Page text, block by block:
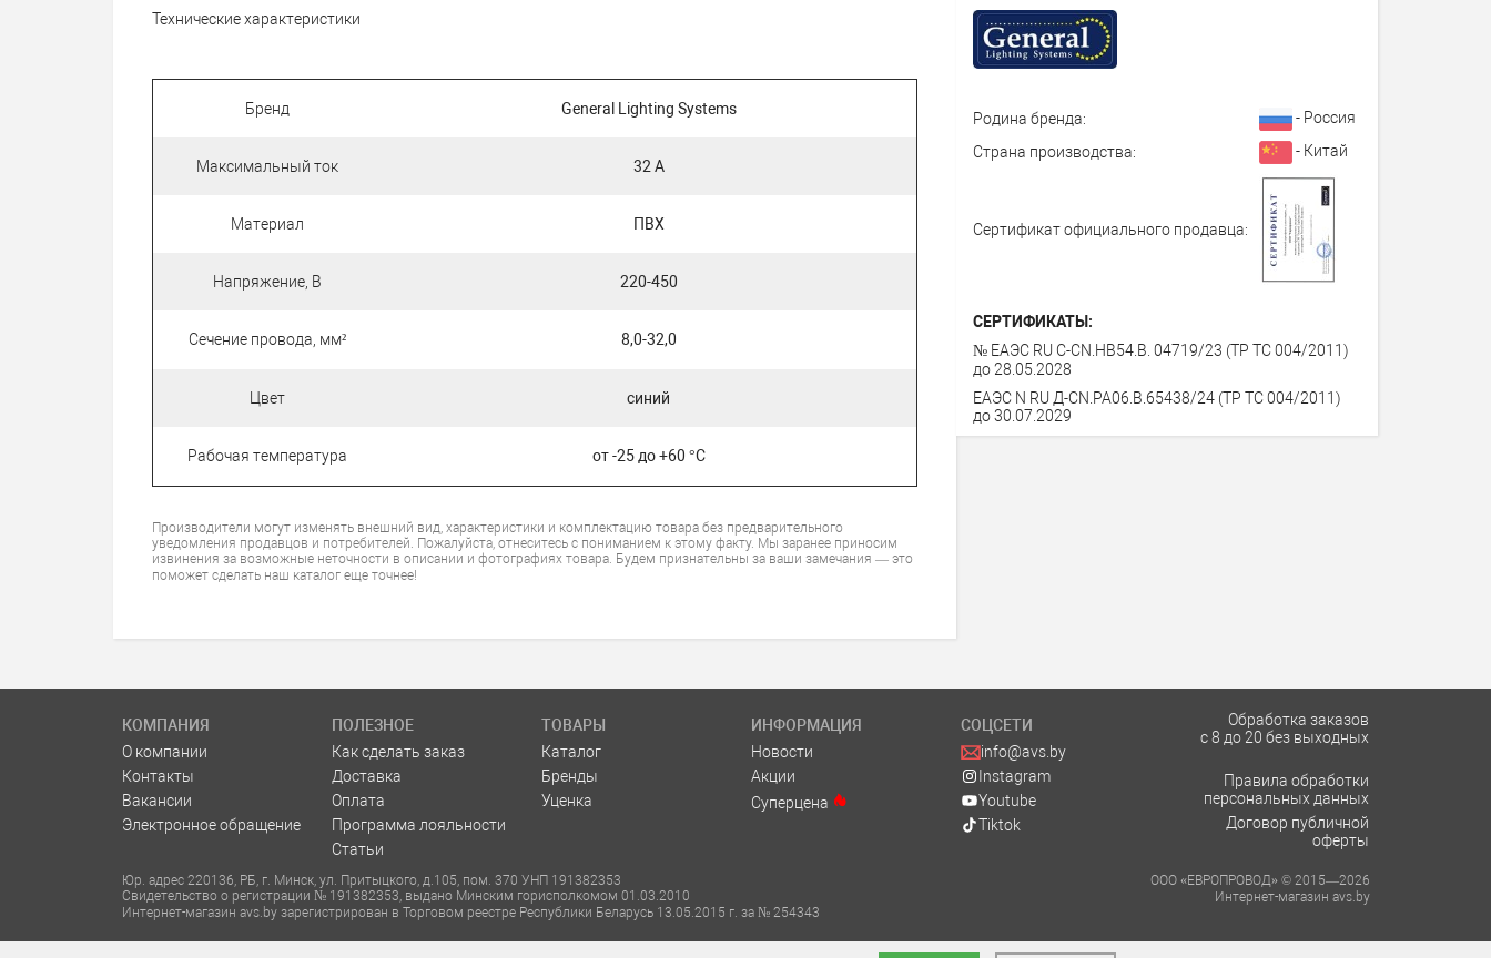
Технические характеристики
Бренд General Lighting Systems
Максимальный ток 32 А
Материал ПВХ
Напряжение, В 220-450
Сечение провода, мм² 8,0-32,0
Цвет синий
Рабочая температура от -25 до +60 °С
Производители могут изменять внешний вид, характеристики и комплектацию товара без предварительного
уведомления продавцов и потребителей. Пожалуйста, отнеситесь с пониманием к этому факту. Мы заранее приносим
извинения за возможные неточности в описании и фотографиях товара. Будем признательны за ваши замечания — это
поможет сделать наш каталог еще точнее!
Родина бренда:
- Россия
Страна производства:
- Китай
Сертификат официального продавца:
СЕРТИФИКАТЫ:
№ ЕАЭС RU C-CN.НВ54.В. 04719/23 (ТР ТС 004/2011)
до 28.05.2028
ЕАЭС N RU Д-CN.PA06.B.65438/24 (ТР ТС 004/2011)
до 30.07.2029
КОМПАНИЯ
О компании
Контакты
Вакансии
Электронное обращение
ПОЛЕЗНОЕ
Как сделать заказ
Доставка
Оплата
Программа лояльности
Статьи
ТОВАРЫ
Каталог
Бренды
Уценка
ИНФОРМАЦИЯ
Новости
Акции
Суперцена
СОЦСЕТИ
info@avs.by
Instagram
Youtube
Tiktok
Обработка заказов
с 8 до 20 без выходных
Правила обработки
персональных данных
Договор публичной
оферты
Юр. адрес 220136, РБ, г. Минск, ул. Притыцкого, д.105, пом. 370 УНП 191382353
Свидетельство о регистрации № 191382353, выдано Минским горисполкомом 01.03.2010
Интернет-магазин avs.by зарегистрирован в Торговом реестре Республики Беларусь 13.05.2015 г. за № 254343
ООО «ЕВРОПРОВОД» © 2015—2026
Интернет-магазин avs.by
Номера уполномоченных рассматривать обращения покупателей в соответствии с законодательством об обращениях граждан и юридических лиц: